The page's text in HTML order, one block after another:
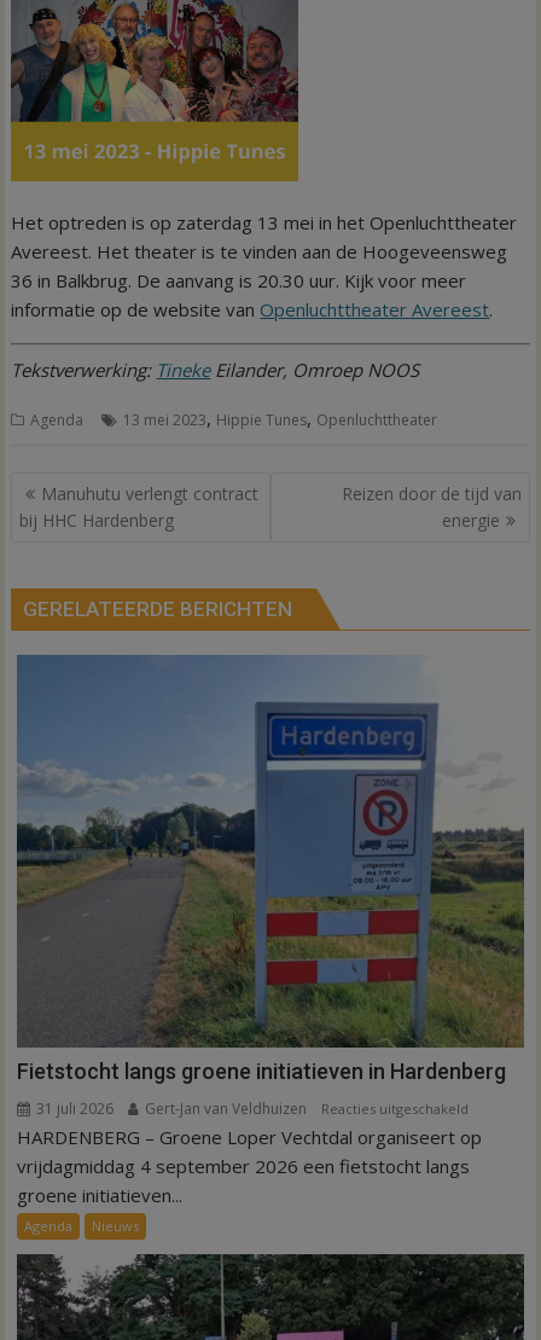
Het optreden is op zaterdag 13 mei in het Openluchttheater
Avereest. Het theater is te vinden aan de Hoogeveensweg
36 in Balkbrug. De aanvang is 20.30 uur. Kijk voor meer
informatie op de website van Openluchttheater Avereest.
Tekstverwerking: TinekeEilander, Omroep NOOS
Agenda 13 mei 2023, Hippie Tunes, Openluchttheater
Bericht
navigatie
Manuhutu verlengt contract
bij HHC Hardenberg
Reizen door de tijd van
energie
GERELATEERDE BERICHTEN
Fietstocht langs groene initiatieven in Hardenberg
31 juli 2026 Gert-Jan van Veldhuizen Reacties uitgeschakeld
Fietstocht
langs
HARDENBERG – Groene Loper Vechtdal organiseert op
vrijdagmiddag 4 september 2026 een fietstocht langs
groene initiatieven...
Agenda Nieuws